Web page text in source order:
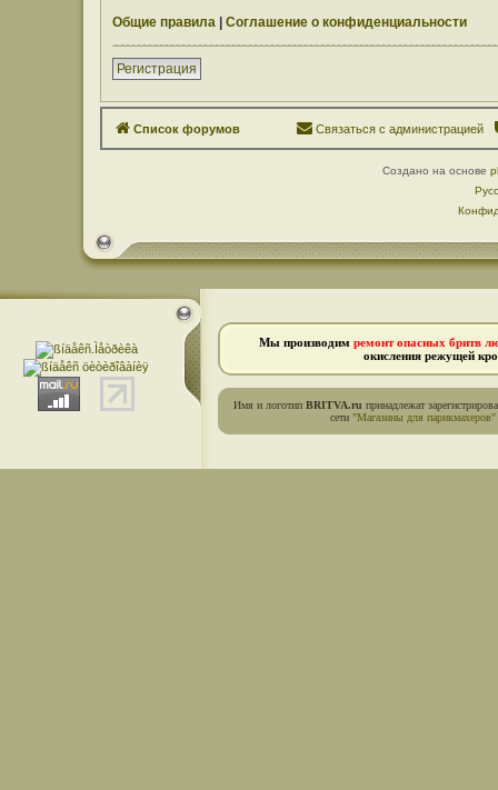
Общие правила | Соглашение о конфиденциальности
Регистрация
Список форумов Связаться с администрацией
Создано на основе
Мы производим ремонт опасных бритв
окисления режущей
Имя и логотип BRITVA.ru принадлежат
сети "Магазины для парикмахеров"